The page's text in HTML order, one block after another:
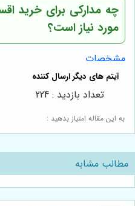
چه مدارکی برای خرید
مورد نیاز است؟
مشخصات
به این مقاله امتیاز بدهید :
تعداد بازدید : 224
مطالب مشابه